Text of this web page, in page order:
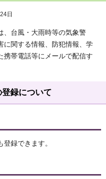
日
、台風・大雨時等の気象警
に関する情報、防犯情報、学
携帯電話等にメールで配信す
録について
録できます。